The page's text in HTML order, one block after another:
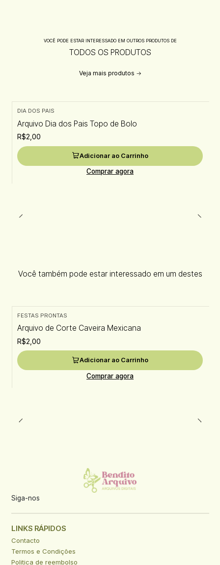
VOCÊ PODE ESTAR INTERESSADO EM OUTROS PRODUTOS DE
TODOS OS PRODUTOS
Veja mais produtos
DIA DOS PAIS
Arquivo Dia dos Pais Topo de Bolo
R$2,00
Adicionar ao Carrinho
Comprar agora
Você também pode estar interessado em um destes
FESTAS PRONTAS
Arquivo de Corte Caveira Mexicana
R$2,00
Adicionar ao Carrinho
Comprar agora
Siga-nos
LINKS RÁPIDOS
Contacto
Termos e Condições
Politica de reembolso